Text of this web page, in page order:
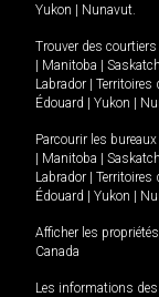
Yukon
Nunavut.
Trouver des courtiers
Manitoba
Labrador
Territoires
Édouard
Yukon
Parcourir les bureaux
Manitoba
Labrador
Territoires
Édouard
Yukon
Afficher les
Canada
Les informations